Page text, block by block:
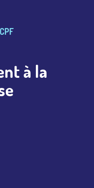
à la